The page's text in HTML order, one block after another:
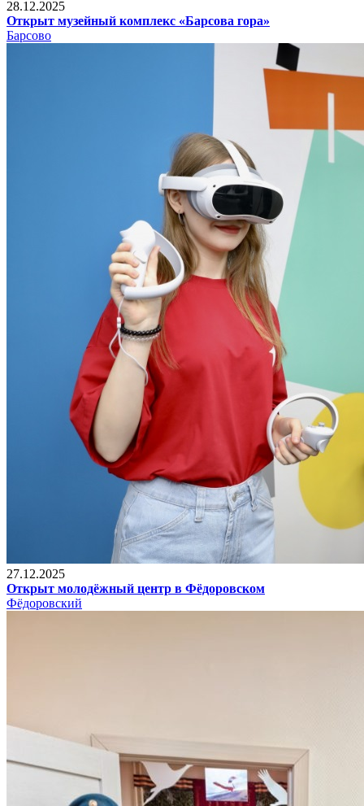
28.12.2025
Открыт музейный комплекс «Барсова гора»
Барсово
27.12.2025
Открыт молодёжный центр в Фёдоровском
Фёдоровский